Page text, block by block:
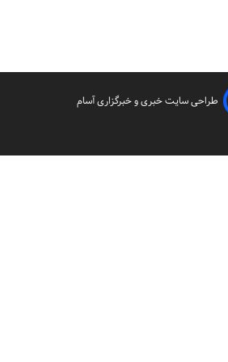
طراحی سایت خبری و خبرگزاری آسام